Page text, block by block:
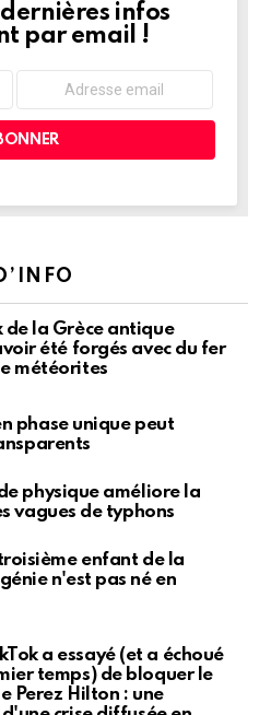
dernières infos
par email !
de la Grèce antique
été forgés avec du fer
météorites
phase unique peut
physique améliore la
vagues de typhons
enfant de la
n'est pas né en
a essayé (et a échoué
temps) de bloquer le
Perez Hilton : une